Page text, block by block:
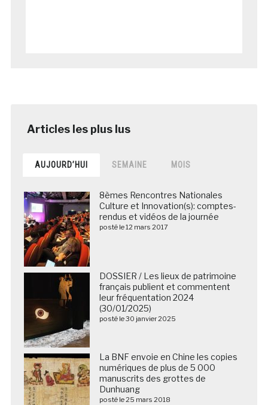
AUJOURD’HUI SEMAINE MOIS
8èmes Rencontres Nationales
Culture et Innovation(s): comptes-
rendus et vidéos de la journée
posté le 12 mars 2017
DOSSIER / Les lieux de patrimoine
français publient et commentent
leur fréquentation 2024
(30/01/2025)
posté le 30 janvier 2025
La BNF envoie en Chine les copies
numériques de plus de 5 000
manuscrits des grottes de
Dunhuang
posté le 25 mars 2018